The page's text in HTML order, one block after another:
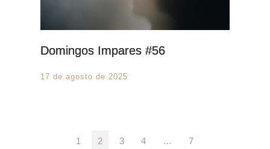
Domingos Impares #56
17 de agosto de 2025
1 2 3 4 … 7